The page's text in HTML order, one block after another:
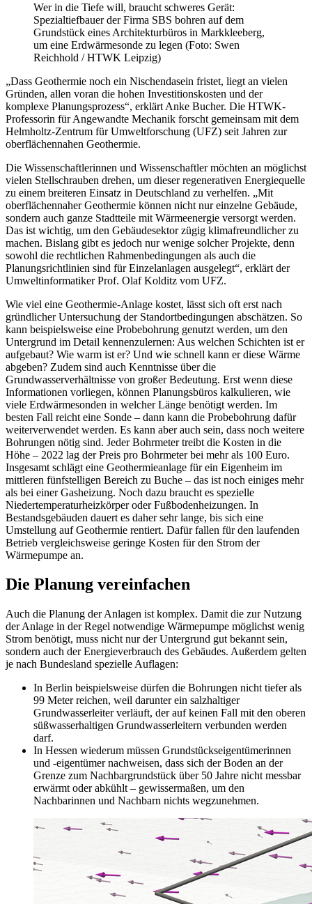
Wer in die Tiefe will, braucht schweres Gerät:
Spezialtiefbauer der Firma SBS bohren auf dem
Grundstück eines Architekturbüros in Markkleeberg,
um eine Erdwärmesonde zu legen (Foto: Swen
Reichhold / HTWK Leipzig)
„Dass Geothermie noch ein Nischendasein fristet, liegt an vielen
Gründen, allen voran die hohen Investitionskosten und der
komplexe Planungsprozess“, erklärt Anke Bucher. Die HTWK-
Professorin für Angewandte Mechanik forscht gemeinsam mit dem
Helmholtz-Zentrum für Umweltforschung (UFZ) seit Jahren zur
oberflächennahen Geothermie.
Die Wissenschaftlerinnen und Wissenschaftler möchten an möglichst
vielen Stellschrauben drehen, um dieser regenerativen Energiequelle
zu einem breiteren Einsatz in Deutschland zu verhelfen. „Mit
oberflächennaher Geothermie können nicht nur einzelne Gebäude,
sondern auch ganze Stadtteile mit Wärmeenergie versorgt werden.
Das ist wichtig, um den Gebäudesektor zügig klimafreundlicher zu
machen. Bislang gibt es jedoch nur wenige solcher Projekte, denn
sowohl die rechtlichen Rahmenbedingungen als auch die
Planungsrichtlinien sind für Einzelanlagen ausgelegt“, erklärt der
Umweltinformatiker Prof. Olaf Kolditz vom UFZ.
Wie viel eine Geothermie-Anlage kostet, lässt sich oft erst nach
gründlicher Untersuchung der Standortbedingungen abschätzen. So
kann beispielsweise eine Probebohrung genutzt werden, um den
Untergrund im Detail kennenzulernen: Aus welchen Schichten ist er
aufgebaut? Wie warm ist er? Und wie schnell kann er diese Wärme
abgeben? Zudem sind auch Kenntnisse über die
Grundwasserverhältnisse von großer Bedeutung. Erst wenn diese
Informationen vorliegen, können Planungsbüros kalkulieren, wie
viele Erdwärmesonden in welcher Länge benötigt werden. Im
besten Fall reicht eine Sonde – dann kann die Probebohrung dafür
weiterverwendet werden. Es kann aber auch sein, dass noch weitere
Bohrungen nötig sind. Jeder Bohrmeter treibt die Kosten in die
Höhe – 2022 lag der Preis pro Bohrmeter bei mehr als 100 Euro.
Insgesamt schlägt eine Geothermieanlage für ein Eigenheim im
mittleren fünfstelligen Bereich zu Buche – das ist noch einiges mehr
als bei einer Gasheizung. Noch dazu braucht es spezielle
Niedertemperaturheizkörper oder Fußbodenheizungen. In
Bestandsgebäuden dauert es daher sehr lange, bis sich eine
Umstellung auf Geothermie rentiert. Dafür fallen für den laufenden
Betrieb vergleichsweise geringe Kosten für den Strom der
Wärmepumpe an.
Die Planung vereinfachen
Auch die Planung der Anlagen ist komplex. Damit die zur Nutzung
der Anlage in der Regel notwendige Wärmepumpe möglichst wenig
Strom benötigt, muss nicht nur der Untergrund gut bekannt sein,
sondern auch der Energieverbrauch des Gebäudes. Außerdem gelten
je nach Bundesland spezielle Auflagen:
In Berlin beispielsweise dürfen die Bohrungen nicht tiefer als
99 Meter reichen, weil darunter ein salzhaltiger
Grundwasserleiter verläuft, der auf keinen Fall mit den oberen
süßwasserhaltigen Grundwasserleitern verbunden werden
darf.
In Hessen wiederum müssen Grundstückseigentümerinnen
und -eigentümer nachweisen, dass sich der Boden an der
Grenze zum Nachbargrundstück über 50 Jahre nicht messbar
erwärmt oder abkühlt – gewissermaßen, um den
Nachbarinnen und Nachbarn nichts wegzunehmen.